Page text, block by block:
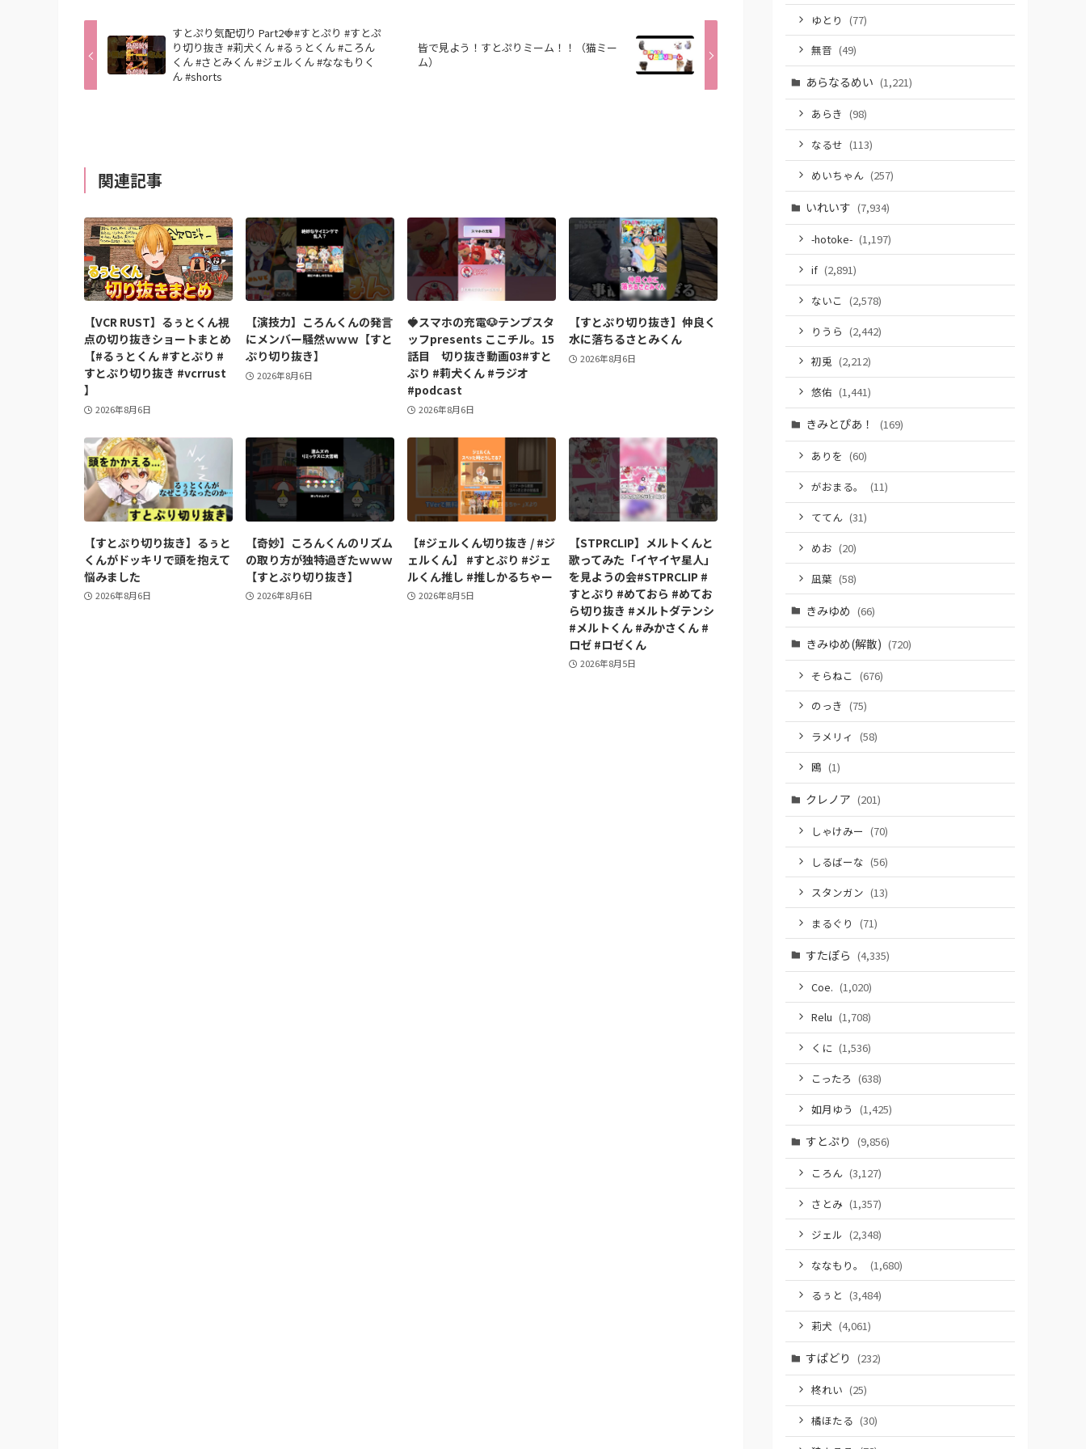
すとぷり気配切り Part2🍓#すとぷり #すとぷ
り切り抜き #莉犬くん #るぅとくん #ころん
くん #さとみくん #ジェルくん #ななもりく
ん #shorts
皆で見よう！すとぷりミーム！！（猫ミー
ム）
関連記事
【VCR RUST】るぅとくん視
点の切り抜きショートまとめ
【#るぅとくん #すとぷり #
すとぷり切り抜き #vcrrust
】
2026年8月6日
【演技力】ころんくんの発言
にメンバー騒然ｗｗｗ【すと
ぷり切り抜き】
2026年8月6日
🍓スマホの充電🐶テンプスタ
ッフpresents ここチル。15
話目 切り抜き動画03#すと
ぷり #莉犬くん #ラジオ
#podcast
2026年8月6日
【すとぷり切り抜き】仲良く
水に落ちるさとみくん
2026年8月6日
【すとぷり切り抜き】るぅと
くんがドッキリで頭を抱えて
悩みました
2026年8月6日
【奇妙】ころんくんのリズム
の取り方が独特過ぎたｗｗｗ
【すとぷり切り抜き】
2026年8月6日
【#ジェルくん切り抜き / #ジ
ェルくん】 #すとぷり #ジェ
ルくん推し #推しかるちゃー
2026年8月5日
【STPRCLIP】メルトくんと
歌ってみた「イヤイヤ星人」
を見ようの会#STPRCLIP #
すとぷり #めておら #めてお
ら切り抜き #メルトダテンシ
#メルトくん #みかさくん #
ロゼ #ロゼくん
2026年8月5日
ゆとり (77)
無音 (49)
あらなるめい (1,221)
あらき (98)
なるせ (113)
めいちゃん (257)
いれいす (7,934)
-hotoke- (1,197)
if (2,891)
ないこ (2,578)
りうら (2,442)
初兎 (2,212)
悠佑 (1,441)
きみとぴあ！ (169)
ありを (60)
がおまる。
(11)
ててん (31)
めお (20)
凪葉 (58)
きみゆめ (66)
きみゆめ(解散) (720)
そらねこ (676)
のっき (75)
ラメリィ (58)
鴎 (1)
クレノア (201)
しゃけみー (70)
しるばーな (56)
スタンガン (13)
まるぐり (71)
すたぽら (4,335)
Coe. (1,020)
Relu (1,708)
くに (1,536)
こったろ (638)
如月ゆう (1,425)
すとぷり (9,856)
ころん (3,127)
さとみ (1,357)
ジェル (2,348)
ななもり。
(1,680)
るぅと (3,484)
莉犬 (4,061)
すぱどり (232)
柊れい (25)
橘ほたる (30)